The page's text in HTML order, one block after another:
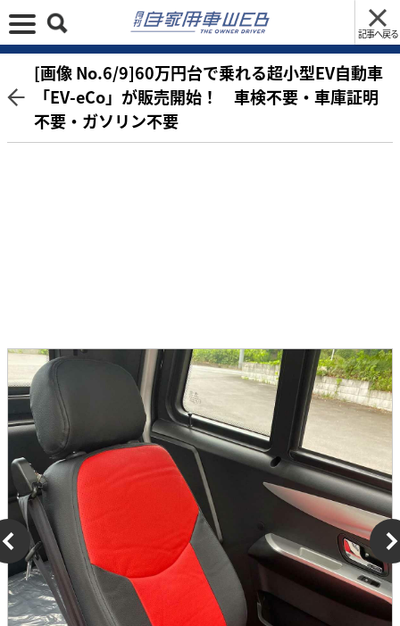
記事へ戻る
[画像 No.6/9]60万円台で乗れる超小型EV自動車
「EV-eCo」が販売開始！ 車検不要・車庫証明
不要・ガソリン不要